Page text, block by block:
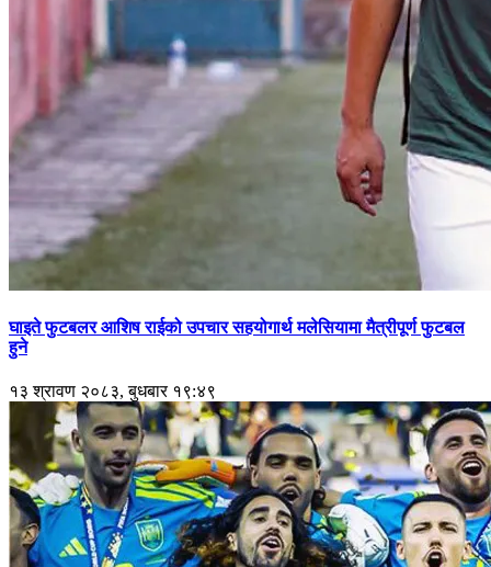
घाइते फुटबलर आशिष राईको उपचार सहयोगार्थ मलेसियामा मैत्रीपूर्ण फुटबल
हुने
१३ श्रावण २०८३, बुधबार १९:४९